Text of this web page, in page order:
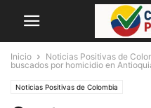
Inicio Noticias Positivas de
buscados por homicidio en
Noticias Positivas de Colombia